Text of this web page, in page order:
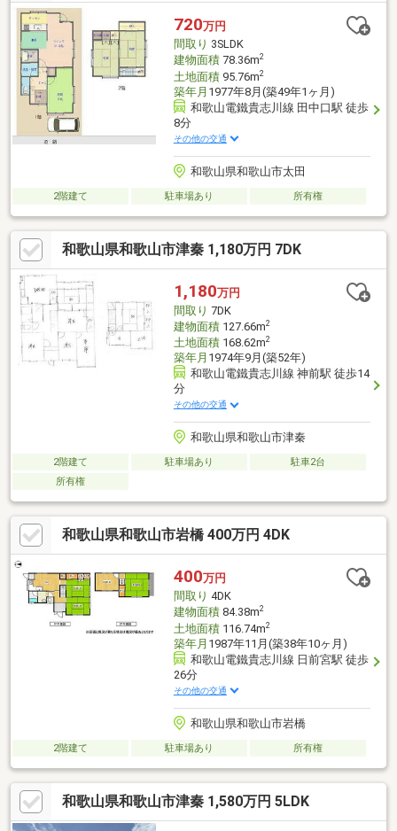
720万円
間取り 3SLDK
建物面積78.36m2
土地面積95.76m2
築年月 1977年8月(築49年1ヶ月)
和歌山電鐵貴志川線 田中口駅 徒歩
8分
その他の交通
和歌山県和歌山市太田
2階建て 駐車場あり 所有権
和歌山県和歌山市津秦 1,180万円 7DK
1,180万円
間取り 7DK
建物面積127.66m2
土地面積168.62m2
築年月 1974年9月(築52年)
和歌山電鐵貴志川線 神前駅 徒歩14
分
その他の交通
和歌山県和歌山市津秦
2階建て 駐車場あり
駐車2台
所有権
和歌山県和歌山市岩橋 400万円 4DK
400万円
間取り 4DK
建物面積84.38m2
土地面積116.74m2
築年月 1987年11月(築38年10ヶ月)
和歌山電鐵貴志川線 日前宮駅 徒歩
26分
その他の交通
和歌山県和歌山市岩橋
2階建て 駐車場あり 所有権
和歌山県和歌山市津秦 1,580万円 5LDK